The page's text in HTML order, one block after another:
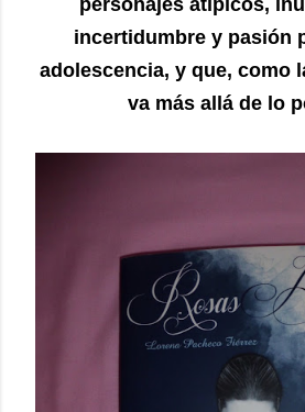
incertidumbre y pasión
adolescencia, y que, como
va más allá de lo